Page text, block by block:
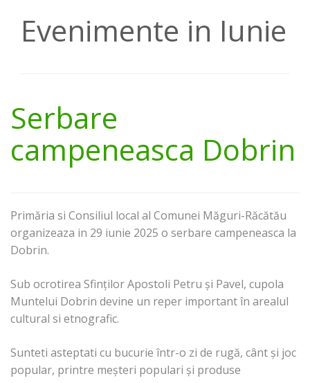
Evenimente in Iunie
Serbare
campeneasca Dobrin
Primăria si Consiliul local al Comunei Măguri-Răcătău
organizeaza in 29 iunie 2025 o serbare campeneasca la
Dobrin.
Sub ocrotirea Sfinților Apostoli Petru și Pavel, cupola
Muntelui Dobrin devine un reper important în arealul
cultural si etnografic.
Sunteti asteptati cu bucurie într-o zi de rugă, cânt și joc
popular, printre meșteri populari și produse